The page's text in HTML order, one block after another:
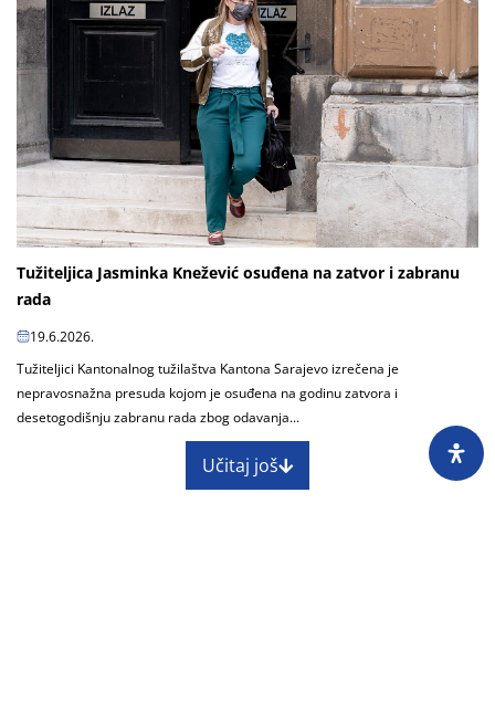
Tužiteljica Jasminka Knežević osuđena na zatvor i zabranu
rada
19.6.2026.
Tužiteljici Kantonalnog tužilaštva Kantona Sarajevo izrečena je
nepravosnažna presuda kojom je osuđena na godinu zatvora i
desetogodišnju zabranu rada zbog odavanja...
Učitaj još